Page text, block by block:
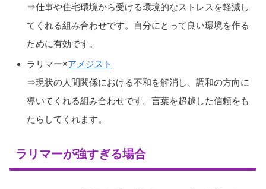
⇒仕事や住宅環境から受ける環境的なストレスを軽減し
てくれる組み合わせです。自分にとって良い環境を作る
ために有効です。
ラリマー×アメジスト
⇒現状の人間関係における不和を解消し、調和の方向に
導いてくれる組み合わせです。言葉を超越した信頼をも
たらしてくれます。
ラリマーが強すぎる場合